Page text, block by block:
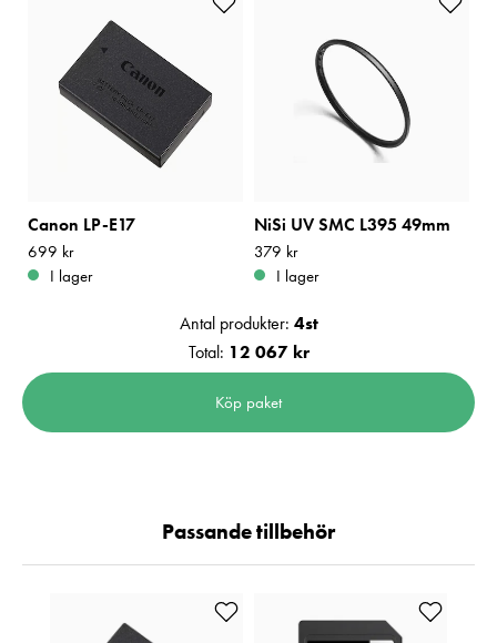
Canon LP-E17
Pris: 699 kr
699 kr
I lager
NiSi UV SMC L395 49mm
Pris: 379 kr
379 kr
I lager
Antal produkter: 4st
Total: 12 067 kr
Köp paket
Passande tillbehör